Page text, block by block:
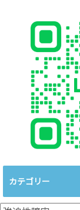
カテゴリー